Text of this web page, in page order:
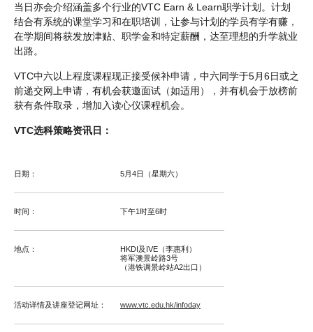
当日亦会介绍涵盖多个行业的VTC Earn & Learn职学计划。计划
结合有系统的课堂学习和在职培训，让参与计划的学员有学有赚，
在学期间将获发放津贴、职学金和特定薪酬，达至理想的升学就业
出路。
VTC中六以上程度课程现正接受候补申请，中六同学于5月6日或之
前递交网上申请，有机会获邀面试（如适用），并有机会于放榜前
获有条件取录，增加入读心仪课程机会。
VTC选科策略资讯日：
日期： 5月4日（星期六）
时间： 下午1时至6时
地点：
HKDI及IVE（李惠利）
将军澳景岭路3号
（港铁调景岭站A2出口）
活动详情及讲座登记网址： www.vtc.edu.hk/infoday